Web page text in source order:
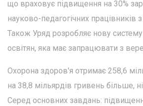
що враховує підвищення на 30%
науково-педагогічних працівників
Також Уряд розробляє нову систему
освітян, яка має запрацювати з
Охорона здоров'я отримає 258,6
на 38,8 мільярдів гривень більше,
Серед основних завдань: